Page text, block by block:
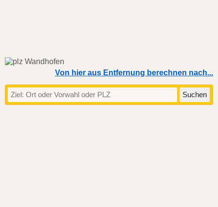
Von hier aus Entfernung berechnen nach...